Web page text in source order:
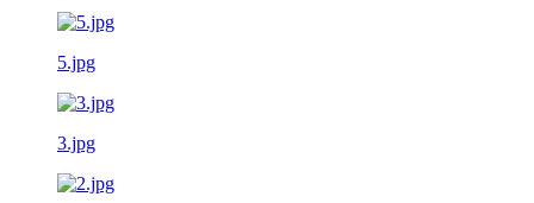
5.jpg
3.jpg